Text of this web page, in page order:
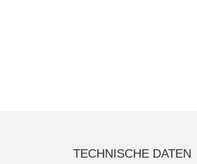
TECHNISCHE DATEN